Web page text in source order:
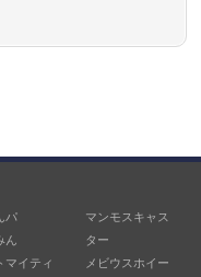
パ
ん
マイティ
マンモスキャス
ター
メビウスホイー